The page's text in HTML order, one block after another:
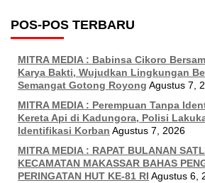
POS-POS TERBARU
MITRA MEDIA : Babinsa Cikoro
Karya Bakti, Wujudkan Lingkungan
Semangat Gotong Royong Agustus 7,
MITRA MEDIA : Perempuan Tanpa
Kereta Api di Kadungora, Polisi
Identifikasi Korban Agustus 7, 2026
MITRA MEDIA : RAPAT BULANAN
KECAMATAN MAKASSAR BAHAS
PERINGATAN HUT KE-81 RI Agustus 6,